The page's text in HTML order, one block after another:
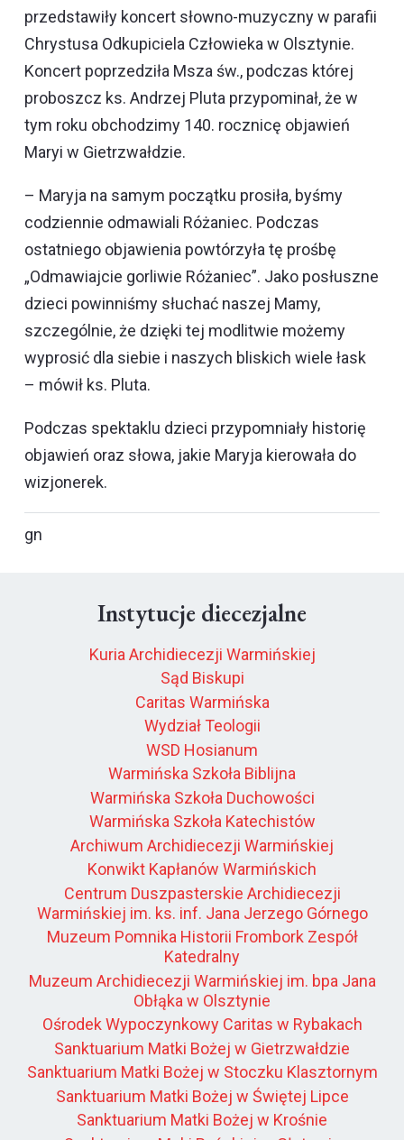
przedstawiły koncert słowno-muzyczny w parafii
Chrystusa Odkupiciela Człowieka w Olsztynie.
Koncert poprzedziła Msza św., podczas której
proboszcz ks. Andrzej Pluta przypominał, że w
tym roku obchodzimy 140. rocznicę objawień
Maryi w Gietrzwałdzie.
– Maryja na samym początku prosiła, byśmy
codziennie odmawiali Różaniec. Podczas
ostatniego objawienia powtórzyła tę prośbę
„Odmawiajcie gorliwie Różaniec”. Jako posłuszne
dzieci powinniśmy słuchać naszej Mamy,
szczególnie, że dzięki tej modlitwie możemy
wyprosić dla siebie i naszych bliskich wiele łask
– mówił ks. Pluta.
Podczas spektaklu dzieci przypomniały historię
objawień oraz słowa, jakie Maryja kierowała do
wizjonerek.
gn
Instytucje diecezjalne
Kuria Archidiecezji Warmińskiej
Sąd Biskupi
Caritas Warmińska
Wydział Teologii
WSD Hosianum
Warmińska Szkoła Biblijna
Warmińska Szkoła Duchowości
Warmińska Szkoła Katechistów
Archiwum Archidiecezji Warmińskiej
Konwikt Kapłanów Warmińskich
Centrum Duszpasterskie Archidiecezji
Warmińskiej im. ks. inf. Jana Jerzego Górnego
Muzeum Pomnika Historii Frombork Zespół
Katedralny
Muzeum Archidiecezji Warmińskiej im. bpa Jana
Obłąka w Olsztynie
Ośrodek Wypoczynkowy Caritas w Rybakach
Sanktuarium Matki Bożej w Gietrzwałdzie
Sanktuarium Matki Bożej w Stoczku Klasztornym
Sanktuarium Matki Bożej w Świętej Lipce
Sanktuarium Matki Bożej w Krośnie